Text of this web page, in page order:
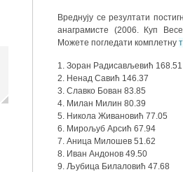
Вреднују се резултати
анаграмисте (2006. Куп
Можете погледати комплетну
1. Зоран Радисављевић 168.51
2. Ненад Савић 146.37
3. Славко Бован 83.85
4. Милан Милин 80.39
5. Никола Живановић 77.05
6. Мирољуб Арсић 67.94
7. Аница Милошев 51.62
8. Иван Андонов 49.50
9. Љубица Билаловић 47.68